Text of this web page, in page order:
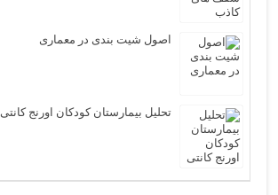
اصول شیت بندی در معماری
تحلیل بیمارستان کودکان اورنج کانتی